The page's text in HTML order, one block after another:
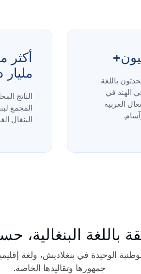
باللغة
الهند في
الغربية
مليار
الناتج
المجمع
البنغال
باللغة
الوحيدة في بنغلاديش، ولغة
جمهورها وتقاليدها الخاصة.